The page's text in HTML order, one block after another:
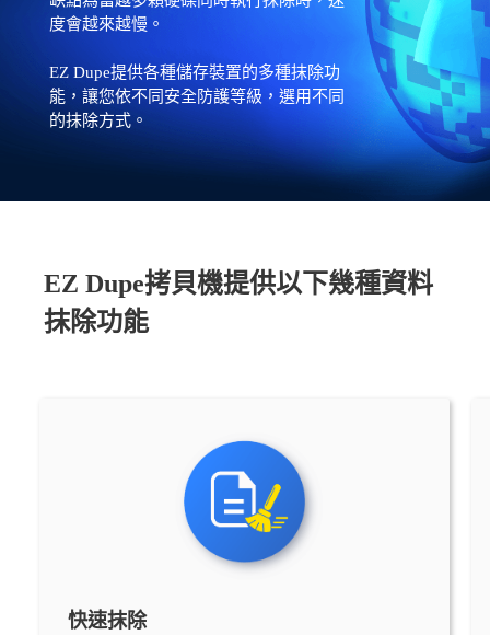
度會越來越慢。
EZ Dupe提供各種儲存裝置的多種抹除功
能，讓您依不同安全防護等級，選用不同
的抹除方式。
EZ Dupe拷貝機提供以下幾種資料
抹除功能
快速抹除